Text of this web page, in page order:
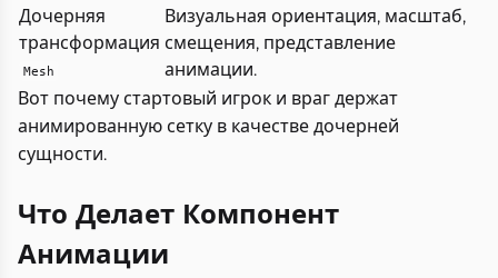
Дочерняя
трансформация
Mesh
Визуальная ориентация, масштаб,
смещения, представление
анимации.
Вот почему стартовый игрок и враг держат
анимированную сетку в качестве дочерней
сущности.
Что Делает Компонент
Анимации